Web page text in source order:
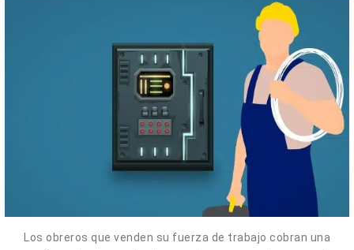
Los obreros que venden su fuerza de trabajo cobran una